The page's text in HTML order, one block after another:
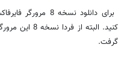
کنید. البته
گرفت.